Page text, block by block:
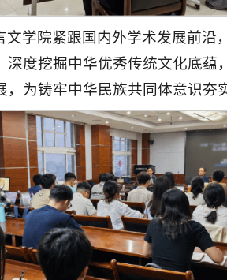
学院紧跟国内外学术发展前沿
度挖掘中华优秀传统文化底蕴
为铸牢中华民族共同体意识夯